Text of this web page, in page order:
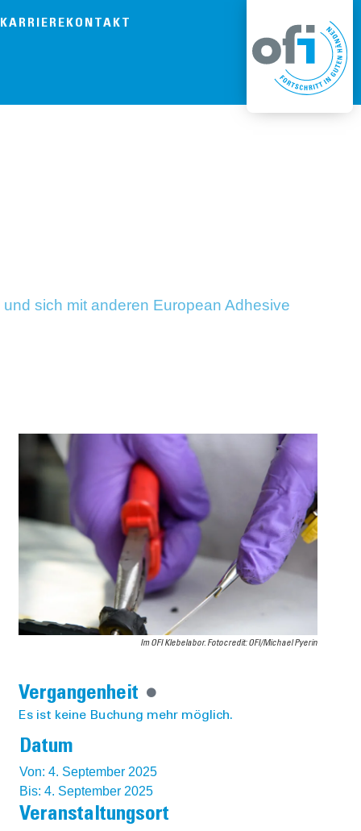
KARRIERE KONTAKT
sich mit anderen European Adhesive
Im OFI Klebelabor. Fotocredit: OFI/Michael Pyerin
Vergangenheit
Es ist keine Buchung mehr möglich.
Datum
Von: 4. September 2025
Bis: 4. September 2025
Veranstaltungsort